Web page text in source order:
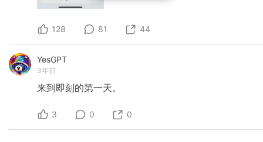
128 81 44
YesGPT
3年前
来到即刻的第一天。
3 0 0